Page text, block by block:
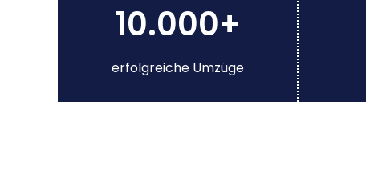
10.000+
erfolgreiche Umzüge